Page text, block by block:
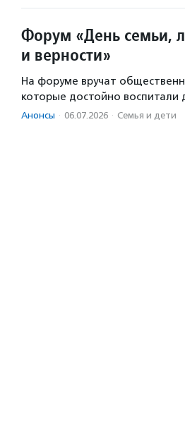
Форум «День семьи,
и верности»
На форуме вручат
которые достойно воспитали
Анонсы · 06.07.2026 · Семья и дети